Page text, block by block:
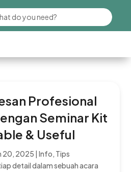
Profesional
Seminar Kit
& Useful
20, 2025 |Info, Tips
detail dalam sebuah acara